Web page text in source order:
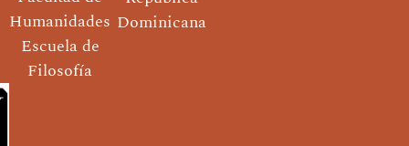
Humanidades
Escuela de
Filosofía
Dominicana